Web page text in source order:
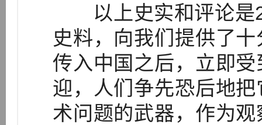
以上史实和评论是
史料，向我们提供了
传入中国之后，立即
迎，人们争先恐后地
术问题的武器，作为